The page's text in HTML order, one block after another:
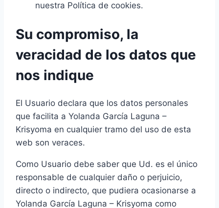
nuestra Política de cookies.
Su compromiso, la
veracidad de los datos que
nos indique
El Usuario declara que los datos personales
que facilita a Yolanda García Laguna –
Krisyoma en cualquier tramo del uso de esta
web son veraces.
Como Usuario debe saber que Ud. es el único
responsable de cualquier daño o perjuicio,
directo o indirecto, que pudiera ocasionarse a
Yolanda García Laguna – Krisyoma como